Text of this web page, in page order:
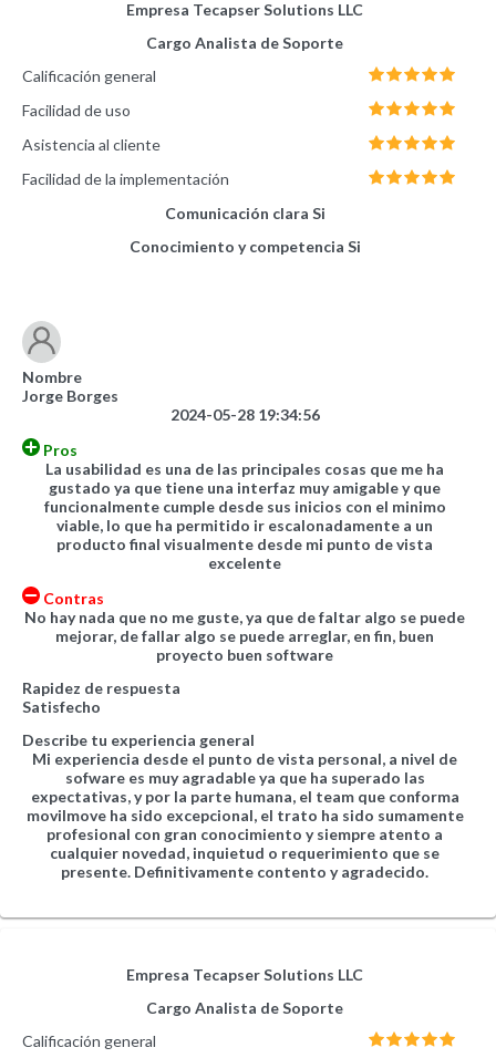
Empresa Tecapser Solutions LLC
Cargo Analista de Soporte
Calificación general
Facilidad de uso
Asistencia al cliente
Facilidad de la implementación
Comunicación clara Si
Conocimiento y competencia Si
Nombre
Jorge Borges
2024-05-28 19:34:56
Pros
La usabilidad es una de las principales cosas que me ha
gustado ya que tiene una interfaz muy amigable y que
funcionalmente cumple desde sus inicios con el minimo
viable, lo que ha permitido ir escalonadamente a un
producto final visualmente desde mi punto de vista
excelente
Contras
No hay nada que no me guste, ya que de faltar algo se puede
mejorar, de fallar algo se puede arreglar, en fin, buen
proyecto buen software
Rapidez de respuesta
Satisfecho
Describe tu experiencia general
Mi experiencia desde el punto de vista personal, a nivel de
sofware es muy agradable ya que ha superado las
expectativas, y por la parte humana, el team que conforma
movilmove ha sido excepcional, el trato ha sido sumamente
profesional con gran conocimiento y siempre atento a
cualquier novedad, inquietud o requerimiento que se
presente. Definitivamente contento y agradecido.
Empresa Tecapser Solutions LLC
Cargo Analista de Soporte
Calificación general